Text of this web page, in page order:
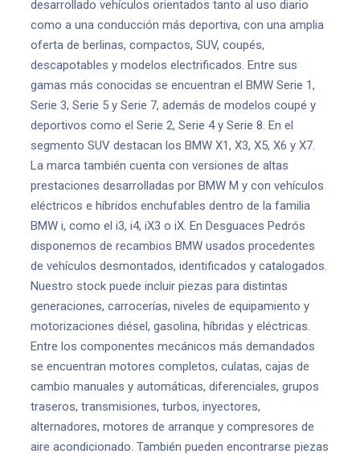
desarrollado vehículos orientados tanto al uso diario
como a una conducción más deportiva, con una amplia
oferta de berlinas, compactos, SUV, coupés,
descapotables y modelos electrificados. Entre sus
gamas más conocidas se encuentran el BMW Serie 1,
Serie 3, Serie 5 y Serie 7, además de modelos coupé y
deportivos como el Serie 2, Serie 4 y Serie 8. En el
segmento SUV destacan los BMW X1, X3, X5, X6 y X7.
La marca también cuenta con versiones de altas
prestaciones desarrolladas por BMW M y con vehículos
eléctricos e híbridos enchufables dentro de la familia
BMW i, como el i3, i4, iX3 o iX. En Desguaces Pedrós
disponemos de recambios BMW usados procedentes
de vehículos desmontados, identificados y catalogados.
Nuestro stock puede incluir piezas para distintas
generaciones, carrocerías, niveles de equipamiento y
motorizaciones diésel, gasolina, híbridas y eléctricas.
Entre los componentes mecánicos más demandados
se encuentran motores completos, culatas, cajas de
cambio manuales y automáticas, diferenciales, grupos
traseros, transmisiones, turbos, inyectores,
alternadores, motores de arranque y compresores de
aire acondicionado. También pueden encontrarse piezas